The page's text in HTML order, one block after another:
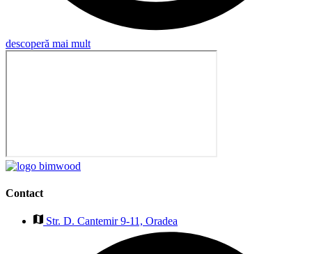
descoperă mai mult
Contact
Str. D. Cantemir 9-11, Oradea